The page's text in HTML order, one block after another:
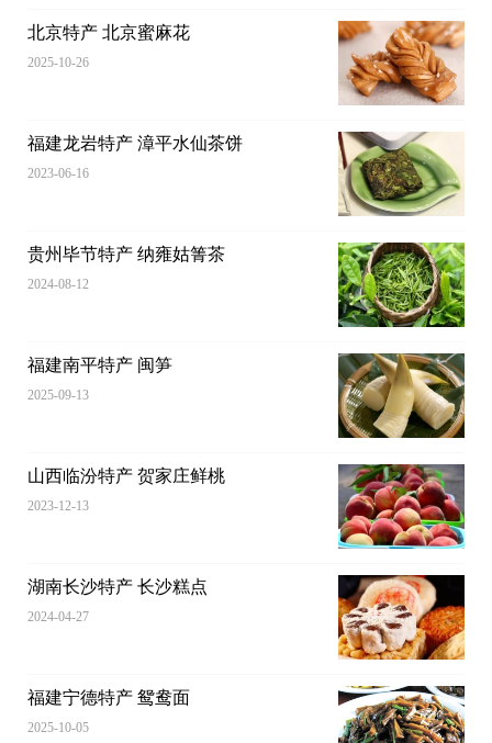
北京特产 北京蜜麻花
2025-10-26
福建龙岩特产 漳平水仙茶饼
2023-06-16
贵州毕节特产 纳雍姑箐茶
2024-08-12
福建南平特产 闽笋
2025-09-13
山西临汾特产 贺家庄鲜桃
2023-12-13
湖南长沙特产 长沙糕点
2024-04-27
福建宁德特产 鸳鸯面
2025-10-05